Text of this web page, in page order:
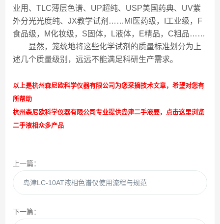
业用、TLC薄层色谱、UP超纯、USP美国药典、UV紫
外分光光度纯、JX教学试剂……MI医药级，I工业级，F
食品级，M化妆级，S固体，L液体，E精品，C粗品……
显然，笼统地将这些化学试剂的质量标准划分为上
述几个质量级别，远远不能满足科研生产需求。
以上是杭州森尼欧科学仪器有限公司为您采摘技术文章，希望对您有
所帮助
杭州森尼欧科学仪器有限公司专业提供岛津二手液要， 点击这里浏览
二手液相众多产品
上一篇：
岛津LC-10AT液相色谱仪使用流程与规范
下一篇：